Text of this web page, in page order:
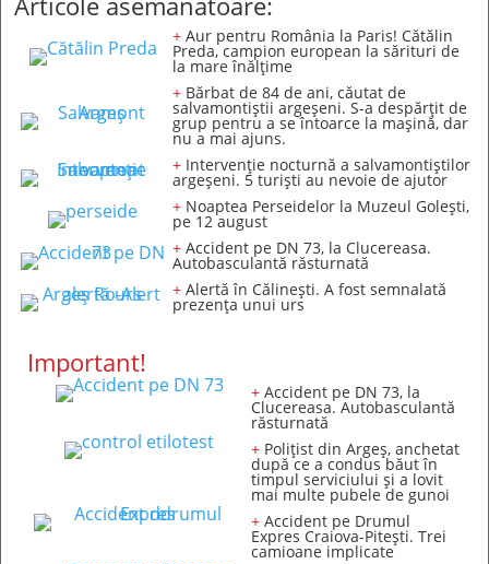
+Aur pentru România la Paris! Cătălin
Preda, campion european la sărituri de
la mare înălțime
+Bărbat de 84 de ani, căutat de
salvamontiștii argeșeni. S-a despărțit de
grup pentru a se întoarce la mașină, dar
nu a mai ajuns.
+Intervenție nocturnă a salvamontiștilor
argeșeni. 5 turiști au nevoie de ajutor
+Noaptea Perseidelor la Muzeul Golești,
pe 12 august
+Accident pe DN 73, la Clucereasa.
Autobasculantă răsturnată
+Alertă în Călinești. A fost semnalată
prezența unui urs
Important!
+ Accident pe DN 73, la
Clucereasa. Autobasculantă
răsturnată
+ Polițist din Argeș, anchetat
după ce a condus băut în
timpul serviciului și a lovit
mai multe pubele de gunoi
+ Accident pe Drumul
Expres Craiova-Pitești. Trei
camioane implicate